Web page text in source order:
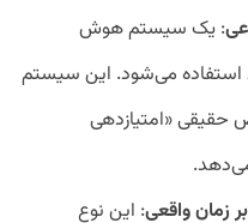
: یک سیستم هوش
می‌شود. این سیستم
حقیقی «امتیازدهی
زمان واقعی: این نوع